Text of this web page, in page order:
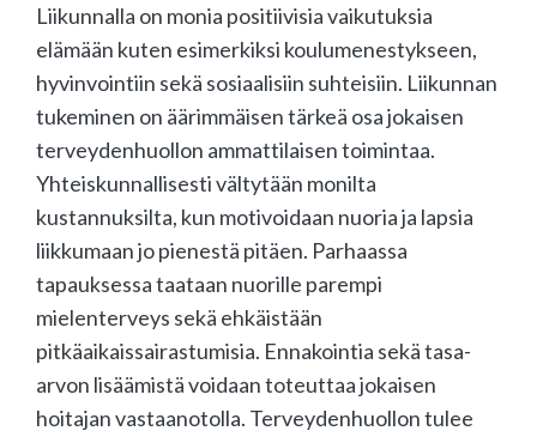
Liikunnalla on monia positiivisia vaikutuksia
elämään kuten esimerkiksi koulumenestykseen,
hyvinvointiin sekä sosiaalisiin suhteisiin. Liikunnan
tukeminen on äärimmäisen tärkeä osa jokaisen
terveydenhuollon ammattilaisen toimintaa.
Yhteiskunnallisesti vältytään monilta
kustannuksilta, kun motivoidaan nuoria ja lapsia
liikkumaan jo pienestä pitäen. Parhaassa
tapauksessa taataan nuorille parempi
mielenterveys sekä ehkäistään
pitkäaikaissairastumisia. Ennakointia sekä tasa-
arvon lisäämistä voidaan toteuttaa jokaisen
hoitajan vastaanotolla. Terveydenhuollon tulee